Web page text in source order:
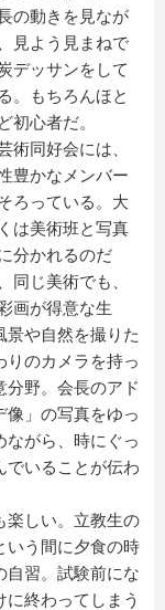
の動きを見なが
見よう見まねで
デッサンをして
。もちろんほと
初心者だ。
術同好会には、
豊かなメンバー
ろっている。大
は美術班と写真
分かれるのだ
同じ美術でも、
画が得意な生
景や自然を撮りた
りのカメラを持っ
分野。会長のアド
像」の写真をゆっ
ながら、時にぐっ
でいることが伝わ
しい。立教生の
いう間に夕食の時
自習。試験前にな
終わってしまう